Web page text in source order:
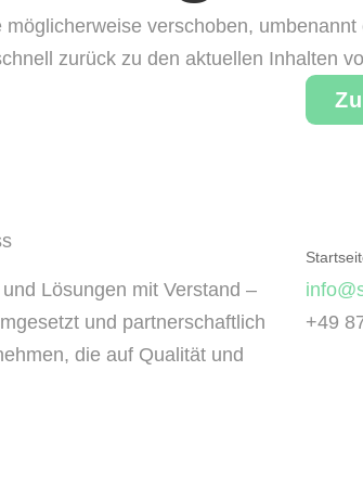
verschoben,
zurück zu den aktuellen Inhalten
Lösungen mit Verstand –
und partnerschaftlich
die auf Qualität und
+49